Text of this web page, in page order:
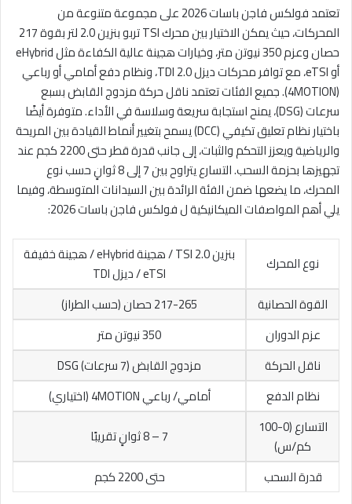
تعتمد فولكس فاجن باسات 2026 على مجموعة متنوعة من
المحركات، حيث يمكن الاختيار بين محرك TSI تربو بنزين 2.0 لتر بقوة 217
حصان وعزم 350 نيوتن متر، وخيارات هجينة عالية الكفاءة مثل eHybrid
أو eTSI، مع توافر محركات ديزل 2.0 TDI، ونظام دفع أمامي أو رباعي
(4MOTION). جميع الفئات تعتمد ناقل حركة مزدوج القابض بسبع
سرعات (DSG)، يمنح استجابة سريعة وسلاسة في الأداء. متوفرة أيضًا
باختيار نظام تعليق تكيفي (DCC) يسمح بتغيير أنماط القيادة بين المريحة
والرياضية ويعزز التحكم والثبات، إلى جانب قدرة قطر حتى 2200 كجم عند
تجهيزها بحزمة السحب. التسارع يتراوح بين 7 إلى 8 ثوانٍ حسب نوع
المحرك، ما يضعها ضمن الفئة الرائدة بين السيدانات المتوسطة، وفيما
يلي أهم المواصفات الميكانيكية ل فولكس فاجن باسات 2026:
نوع المحرك
بنزين 2.0 TSI / هجينة eHybrid / هجينة خفيفة
eTSI / ديزل TDI
القوة الحصانية
217-265 حصان (حسب الطراز)
عزم الدوران
350 نيوتن متر
ناقل الحركة
مزدوج القابض (7 سرعات) DSG
نظام الدفع
أمامي/ رباعي 4MOTION (اختياري)
التسارع (0-100
كم/س)
7 – 8 ثوانٍ تقريبًا
قدرة السحب
حتى 2200 كجم